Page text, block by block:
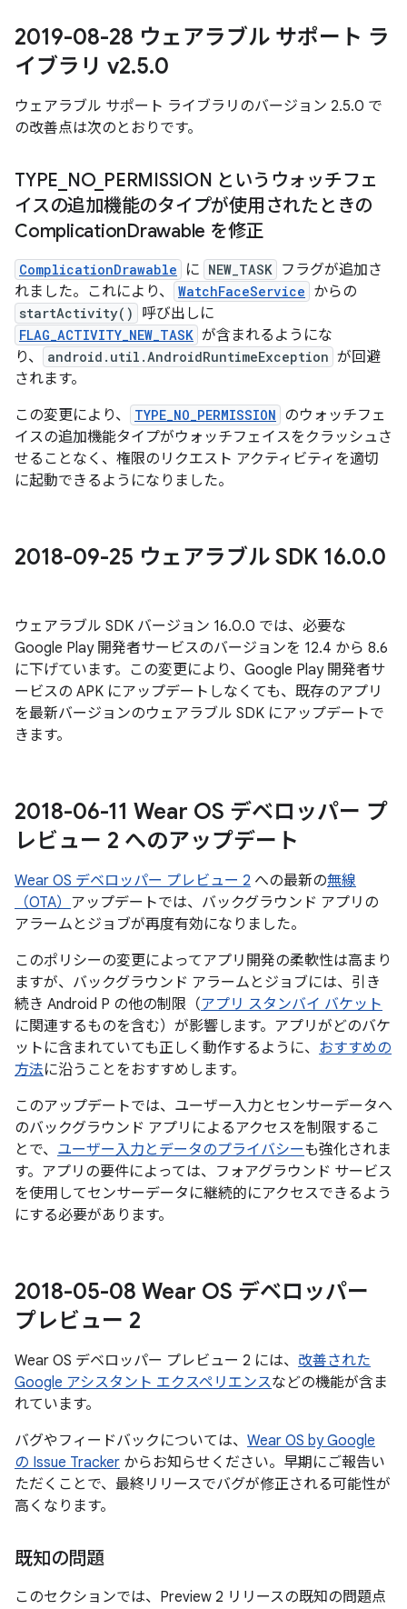
2019-08-28 ウェアラブル サポート ラ
イブラリ v2.5.0
ウェアラブル サポート ライブラリのバージョン 2.5.0 で
の改善点は次のとおりです。
TYPE NO_ PERMISSION というウォッチフェ
イスの追加機能のタイプが使用されたときの
ComplicationDrawable を修正
ComplicationDrawable に NEW_TASK フラグが追加さ
れました。これにより、
WatchFaceService からの
startActivity() 呼び出しに
FLAG_ACTIVITY_NEW_TASK が含まれるようにな
り、
android.util.AndroidRuntimeException が回避
されます。
この変更により、
TYPE_NO_PERMISSION のウォッチフェ
イスの追加機能タイプがウォッチフェイスをクラッシュさ
せることなく、権限のリクエスト アクティビティを適切
に起動できるようになりました。
2018-09-25 ウェアラブル SDK 16.0.0
ウェアラブル SDK バージョン 16.0.0 では、必要な
Google Play 開発者サービスのバージョンを 12.4 から 8.6
に下げています。この変更により、Google Play 開発者サ
ービスの APK にアップデートしなくても、既存のアプリ
を最新バージョンのウェアラブル SDK にアップデートで
きます。
2018-06-11 Wear OS デベロッパー プ
レビュー 2 へのアップデート
Wear OS デベロッパー プレビュー 2 への最新の無線
（OTA） アップデートでは、バックグラウンド アプリの
アラームとジョブが再度有効になりました。
このポリシーの変更によってアプリ開発の柔軟性は高まり
ますが、バックグラウンド アラームとジョブには、引き
続き Android P の他の制限（アプリ スタンバイ バケット
に関連するものを含む）が影響します。アプリがどのバケ
ットに含まれていても正しく動作するように、 おすすめの
方法に沿うことをおすすめします。
このアップデートでは、ユーザー入力とセンサーデータへ
のバックグラウンド アプリによるアクセスを制限するこ
とで、 ユーザー入力とデータのプライバシーも強化されま
す。アプリの要件によっては、フォアグラウンド サービス
を使用してセンサーデータに継続的にアクセスできるよう
にする必要があります。
2018-05-08 Wear OS デベロッパー
プレビュー 2
Wear OS デベロッパー プレビュー 2 には、 改善された
Google アシスタント エクスペリエンスなどの機能が含ま
れています。
バグやフィードバックについては、 Wear OS by Google
の Issue Tracker からお知らせください。早期にご報告い
ただくことで、最終リリースでバグが修正される可能性が
高くなります。
既知の問題
このセクションでは、Preview 2 リリースの既知の問題点